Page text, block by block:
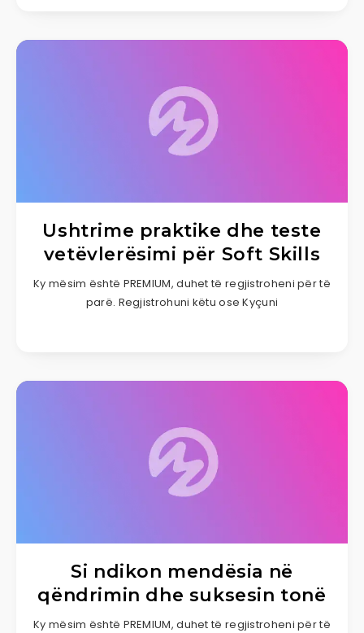
Ushtrime praktike dhe teste
vetëvlerësimi për Soft Skills
Ky mësim është PREMIUM, duhet të regjistroheni për të
parë. Regjistrohuni këtu ose Kyçuni
Si ndikon mendësia në
qëndrimin dhe suksesin tonë
Ky mësim është PREMIUM, duhet të regjistroheni për të